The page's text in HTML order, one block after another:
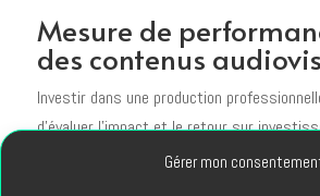
Gérer mon
Mesure de
des contenus
Investir dans une production
d'évaluer l'impact et le retour sur
Métriques quantitatives